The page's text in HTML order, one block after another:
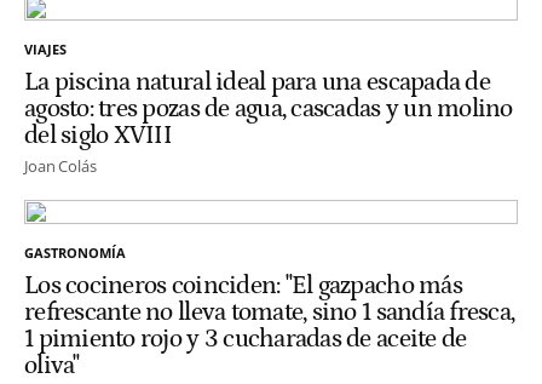
VIAJES
La piscina natural ideal para una escapada de
agosto: tres pozas de agua, cascadas y un molino
del siglo XVIII
Joan Colás
GASTRONOMÍA
Los cocineros coinciden: "El gazpacho más
refrescante no lleva tomate, sino 1 sandía fresca,
1 pimiento rojo y 3 cucharadas de aceite de
oliva"